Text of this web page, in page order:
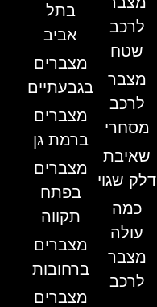
לרכב
שטח
מצבר
לרכב
מסחרי
שאיבת
דלק שגוי
כמה
עולה
מצבר
לרכב
בתל
אביב
מצברים
בגבעתיים
מצברים
ברמת גן
מצברים
בפתח
תקווה
מצברים
ברחובות
מצברים